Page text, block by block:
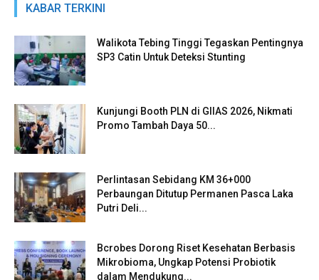
KABAR TERKINI
Walikota Tebing Tinggi Tegaskan Pentingnya
SP3 Catin Untuk Deteksi Stunting
Kunjungi Booth PLN di GIIAS 2026, Nikmati
Promo Tambah Daya 50...
Perlintasan Sebidang KM 36+000
Perbaungan Ditutup Permanen Pasca Laka
Putri Deli...
Bcrobes Dorong Riset Kesehatan Berbasis
Mikrobioma, Ungkap Potensi Probiotik
dalam Mendukung...